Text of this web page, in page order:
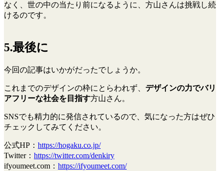
なく、世の中の当たり前になるように、方山さんは挑戦し続
けるのです。
5.最後に
今回の記事はいかがだったでしょうか。
これまでのデザインの枠にとらわれず、 デザインの力でバリ
アフリーな社会を目指す方山さん。
SNSでも精力的に発信されているので、気になった方はぜひ
チェックしてみてください。
公式HP： https://hogaku.co.jp/
Twitter： https://twitter.com/denkiry
ifyoumeet.com： https://ifyoumeet.com/